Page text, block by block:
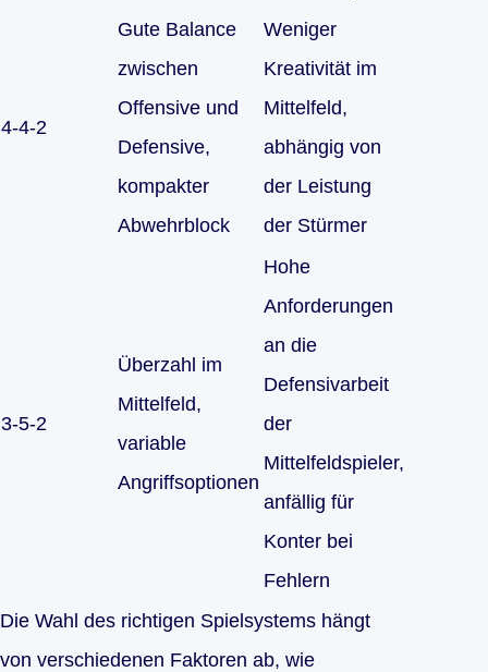
4-4-2
Gute Balance
zwischen
Offensive und
Defensive,
kompakter
Abwehrblock
Weniger
Kreativität im
Mittelfeld,
abhängig von
der Leistung
der Stürmer
3-5-2
Überzahl im
Mittelfeld,
variable
Angriffsoptionen
Hohe
Anforderungen
an die
Defensivarbeit
der
Mittelfeldspieler,
anfällig für
Konter bei
Fehlern
Die Wahl des richtigen Spielsystems hängt
von verschiedenen Faktoren ab, wie